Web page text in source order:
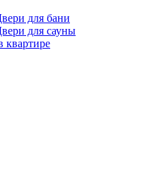
для бани
для сауны
квартире